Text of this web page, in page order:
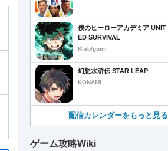
僕のヒーローアカデミア UNIT
ED SURVIVAL
Klab/gumi
幻想水滸伝 STAR LEAP
KONAMI
配信カレンダーをもっと見る
ゲーム攻略Wiki